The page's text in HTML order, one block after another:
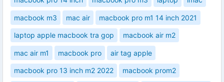
macbook m3 mac air macbook pro m1 14 inch 2021
laptop apple macbook tra gop macbook air m2
mac air m1 macbook pro air tag apple
macbook pro 13 inch m2 2022 macbook prom2